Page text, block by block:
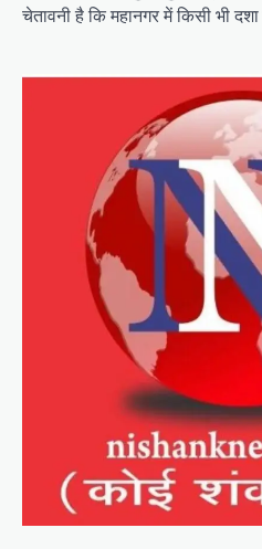
चेतावनी है कि महानगर में किसी भी